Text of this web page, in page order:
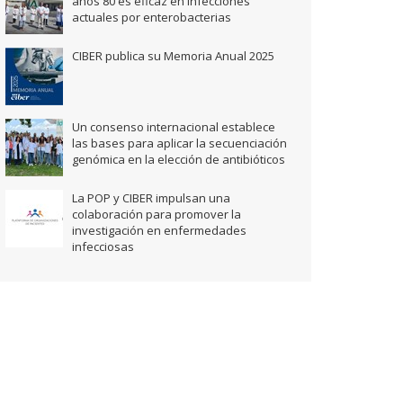
actuales por enterobacterias
CIBER publica su Memoria Anual 2025
Un consenso internacional establece
las bases para aplicar la secuenciación
genómica en la elección de antibióticos
La POP y CIBER impulsan una
colaboración para promover la
investigación en enfermedades
infecciosas